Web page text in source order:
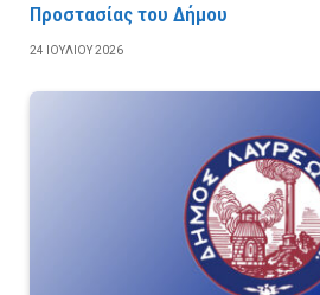
Προστασίας του Δήμου
24 ΙΟΥΛΊΟΥ 2026